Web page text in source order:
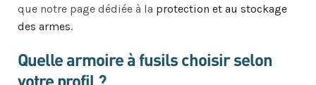
que notre page dédiée à la protection et au stockage
des armes.
Quelle armoire à fusils choisir selon
votre profil ?